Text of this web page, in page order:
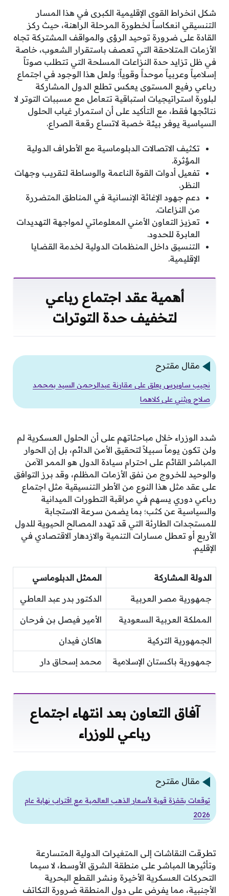
شكل انخراط القوى الإقليمية الكبرى في هذا المسار
التنسيقي انعكاساً لخطورة المرحلة الراهنة، حيث ركز
القادة على ضرورة توحيد الرؤى والمواقف المشتركة تجاه
الأزمات المتلاحقة التي تعصف باستقرار الشعوب، خاصة
في ظل تزايد حدة النزاعات المسلحة التي تتطلب صوتاً
إسلامياً وعربياً موحداً وقوياً؛ ولعل هذا الوجود في اجتماع
رباعي رفيع المستوى يعكس تطلع الدول المشاركة
لبلورة استراتيجيات استباقية تتعامل مع مسببات التوتر لا
نتائجها فقط، مع التأكيد على أن استمرار غياب الحلول
السياسية يوفر بيئة خصبة لاتساع رقعة الصراع.
تكثيف الاتصالات الدبلوماسية مع الأطراف الدولية
المؤثرة.
تفعيل أدوات القوة الناعمة والوساطة لتقريب وجهات
النظر.
دعم جهود الإغاثة الإنسانية في المناطق المتضررة
من النزاعات.
تعزيز التعاون الأمني المعلوماتي لمواجهة التهديدات
العابرة للحدود.
التنسيق داخل المنظمات الدولية لخدمة القضايا
الإقليمية.
أهمية عقد اجتماع رباعي
لتخفيف حدة التوترات
مقال مقترح
نجيب ساويرس يعلق على مقارنة عبدالرحمن السيد بمحمد
صلاح ويثني على كلاهما
شدد الوزراء خلال مباحثاتهم على أن الحلول العسكرية لم
ولن تكون يوماً سبيلاً لتحقيق الأمن الدائم، بل إن الحوار
المباشر القائم على احترام سيادة الدول هو الممر الآمن
والوحيد للخروج من نفق الأزمات المظلم، وقد برز التوافق
على عقد مثل هذا النوع من الأطر التنسيقية مثل اجتماع
رباعي دوري يسهم في مراقبة التطورات الميدانية
والسياسية عن كثب؛ بما يضمن سرعة الاستجابة
للمستجدات الطارئة التي قد تهدد المصالح الحيوية للدول
الأربع أو تعطل مسارات التنمية والازدهار الاقتصادي في
الإقليم.
الدولة المشاركة الممثل الدبلوماسي
جمهورية مصر العربية الدكتور بدر عبد العاطي
المملكة العربية السعودية الأمير فيصل بن فرحان
الجمهورية التركية هاكان فيدان
جمهورية باكستان الإسلامية محمد إسحاق دار
آفاق التعاون بعد انتهاء اجتماع
رباعي للوزراء
مقال مقترح
توقعات بقفزة قوية لأسعار الذهب العالمية مع اقتراب نهاية عام
2026
تطرقت النقاشات إلى المتغيرات الدولية المتسارعة
وتأثيرها المباشر على منطقة الشرق الأوسط، لا سيما
التحركات العسكرية الأخيرة ونشر القطع البحرية
الأجنبية، مما يفرض على دول المنطقة ضرورة التكاتف